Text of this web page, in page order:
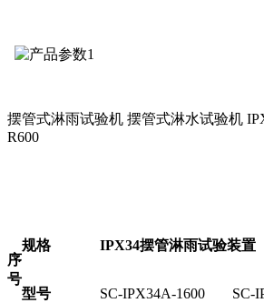
摆管式淋雨试验机 摆管式淋水试验机
R600
序
号
规格 IPX34摆管淋雨试验装置
型号 SC-IPX34A-1600 SC-